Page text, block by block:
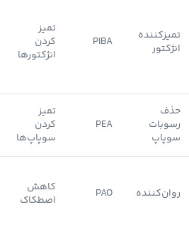
تمیزکننده
انژکتور
PIBA
تمیز
کردن
انژکتورها
حذف
رسوبات
سوپاپ
PEA
تمیز
کردن
سوپاپ‌ها
روان‌کننده PAO
کاهش
اصطکاک